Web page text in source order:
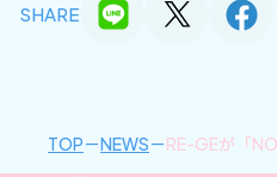
SHARE
TOP NEWS RE-GEが「